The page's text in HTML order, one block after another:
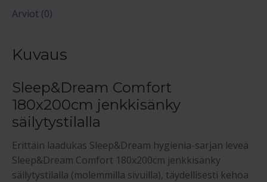
Arviot (0)
Kuvaus
Sleep&Dream Comfort
180x200cm jenkkisänky
säilytystilalla
Erittäin laadukas Sleep&Dream hygienia-sarjan leveä
Sleep&Dream Comfort 180x200cm jenkkisänky
säilytystilalla (molemmilla sivuilla), täydellisesti kehoa